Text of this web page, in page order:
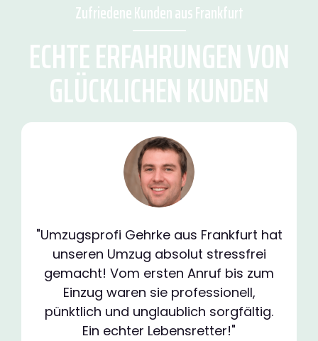
Zufriedene Kunden aus Frankfurt
ECHTE ERFAHRUNGEN VON
GLÜCKLICHEN KUNDEN
"Umzugsprofi Gehrke aus Frankfurt hat
unseren Umzug absolut stressfrei
gemacht! Vom ersten Anruf bis zum
Einzug waren sie professionell,
pünktlich und unglaublich sorgfältig.
Ein echter Lebensretter!"